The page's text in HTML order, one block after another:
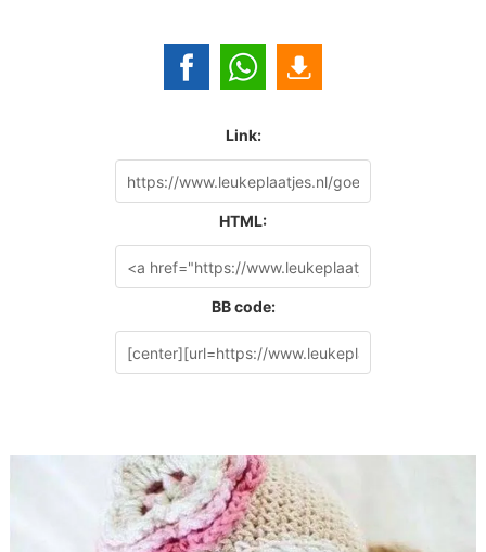
Link:
HTML:
BB code: